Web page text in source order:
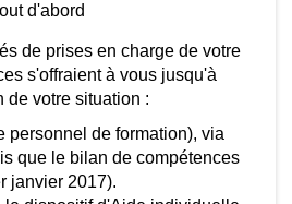
d'abord
de prises en charge de votre
s'offraient à vous jusqu'à
de votre situation :
personnel de formation), via
que le bilan de compétences
janvier 2017).
à vous jusqu'à
:
de formation), via
de compétences
d'Aide individuelle à
une aide
;